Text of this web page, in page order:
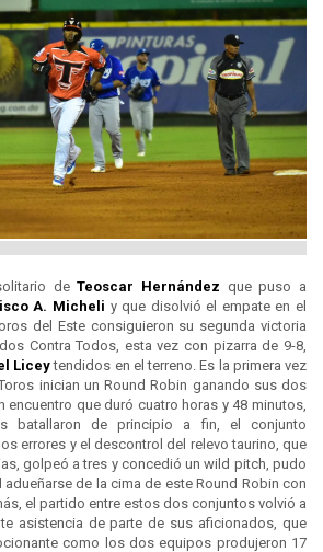
deTeoscar Hernández que puso a
A. Micheli y que disolvió el empate en el
del Este consiguieron su segunda victoria
Contra Todos, esta vez con pizarra de 9-8,
Liceytendidos en el terreno. Es la primera vez
inician un Round Robin ganando sus dos
encuentro que duró cuatro horas y 48 minutos,
batallaron de principio a fin, el conjunto
errores y el descontrol del relevo taurino, que
golpeó a tres y concedió un wild pitch, pudo
adueñarse de la cima de este Round Robin con
el partido entre estos dos conjuntos volvió a
asistencia de parte de sus aficionados, que
como los dos equipos produjeron 17